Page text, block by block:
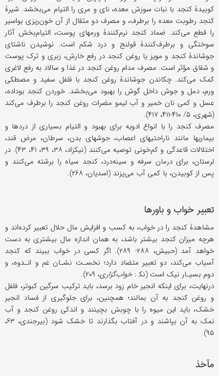
کوبیدۀ کنجد با نبات سوزش معده، نای و مری را التیام می‌بخشد. شیرۀ
کنجد رطوبت معده را برطرف، و مصرف دو مثقال از آن خون‌ریزی بواسیر
را قطع می‌کند. ضماد کنجد نرم‌کنندۀ ورمهای پوست، التیام‌بخش آثار
سوختگی و برطرف‌کنندۀ قولنج و درد شکم است. نوشیدن ناشتای
جوشاندۀ کنجد و مویز یا روغن کنجد در رفع خارش، زبری و ترک پوست
و شقاق مؤثر است. مصرف مدام روغن کنجد در غذا و سالاد به رفع لاغری
کمک می‌کند. چکاندن جوشاندۀ روغن کنجد با فلفل سفید و مصطکی
ورم، دمل و جوش داخل گوش را بهبود می‌بخشد. خوردن کنجد بوداده،
عسل و کمی نان خمیر و آب لیمو مضرات روغن کنجد را برطرف می‌کند
(شهری، ۵/ ۴۱۰-۴۱۱، ۴۱۷).
مصرف کنجد را با انواع ادویه برای بهبود و التیام بسیاری از دردها و
بیماریها مانند ناراحتیهای اعصاب، جوشهای بدن، سرطان، مرض قند،
اختلالات قاعدگی و کم‌خونی توصیه می‌کنند (نیکزاد، ۳۸، ۳۹، ۴۱، ۴۳). در
لرستان، برای درمان سرفه و سینه‌درد، کنجد سیاه را برشته ‌می‌کنند و
پس از کوبیدن، با کمی آب می‌پزند (اسدیان، ۲۶۸).
تعبیر خواب و باورها
مشاهدۀ کنجد را در خواب، به کسب و افزایش مال حلال تعبیر کرده‌اند و
هرچه میزان کنجد بیشتر باشد، به همان اندازه مال بیشتری به دست
خواهد آمد (حبیش، ۲۸۸- ۲۸۹). اگر کسی در خواب ببیند که کنجد
آسیاب می‌کند، دو تعبیر متضاد دارد؛ نخسـت نشـان غم و انـدوه، و
دوم بسیـار نیک است (نک‍ :خواب‌گزاری، ۲۰۹).
درنهایت، برای اینکه انجیر خام زود برسد، باید ترکیب سرگین کبوتر، فلفل
و روغن کنجد به آن بمالند؛ همچنین، برای جلوگیری از فساد انجیر
خشک، باید این میوه را با چوبش بچینند و اندکی روغن کنجد و آب
نمک به آن بپاشند و در آفتاب بگذارند تا خشک شود (بیرجندی، ۶۳،
۹۵).
مآخذ